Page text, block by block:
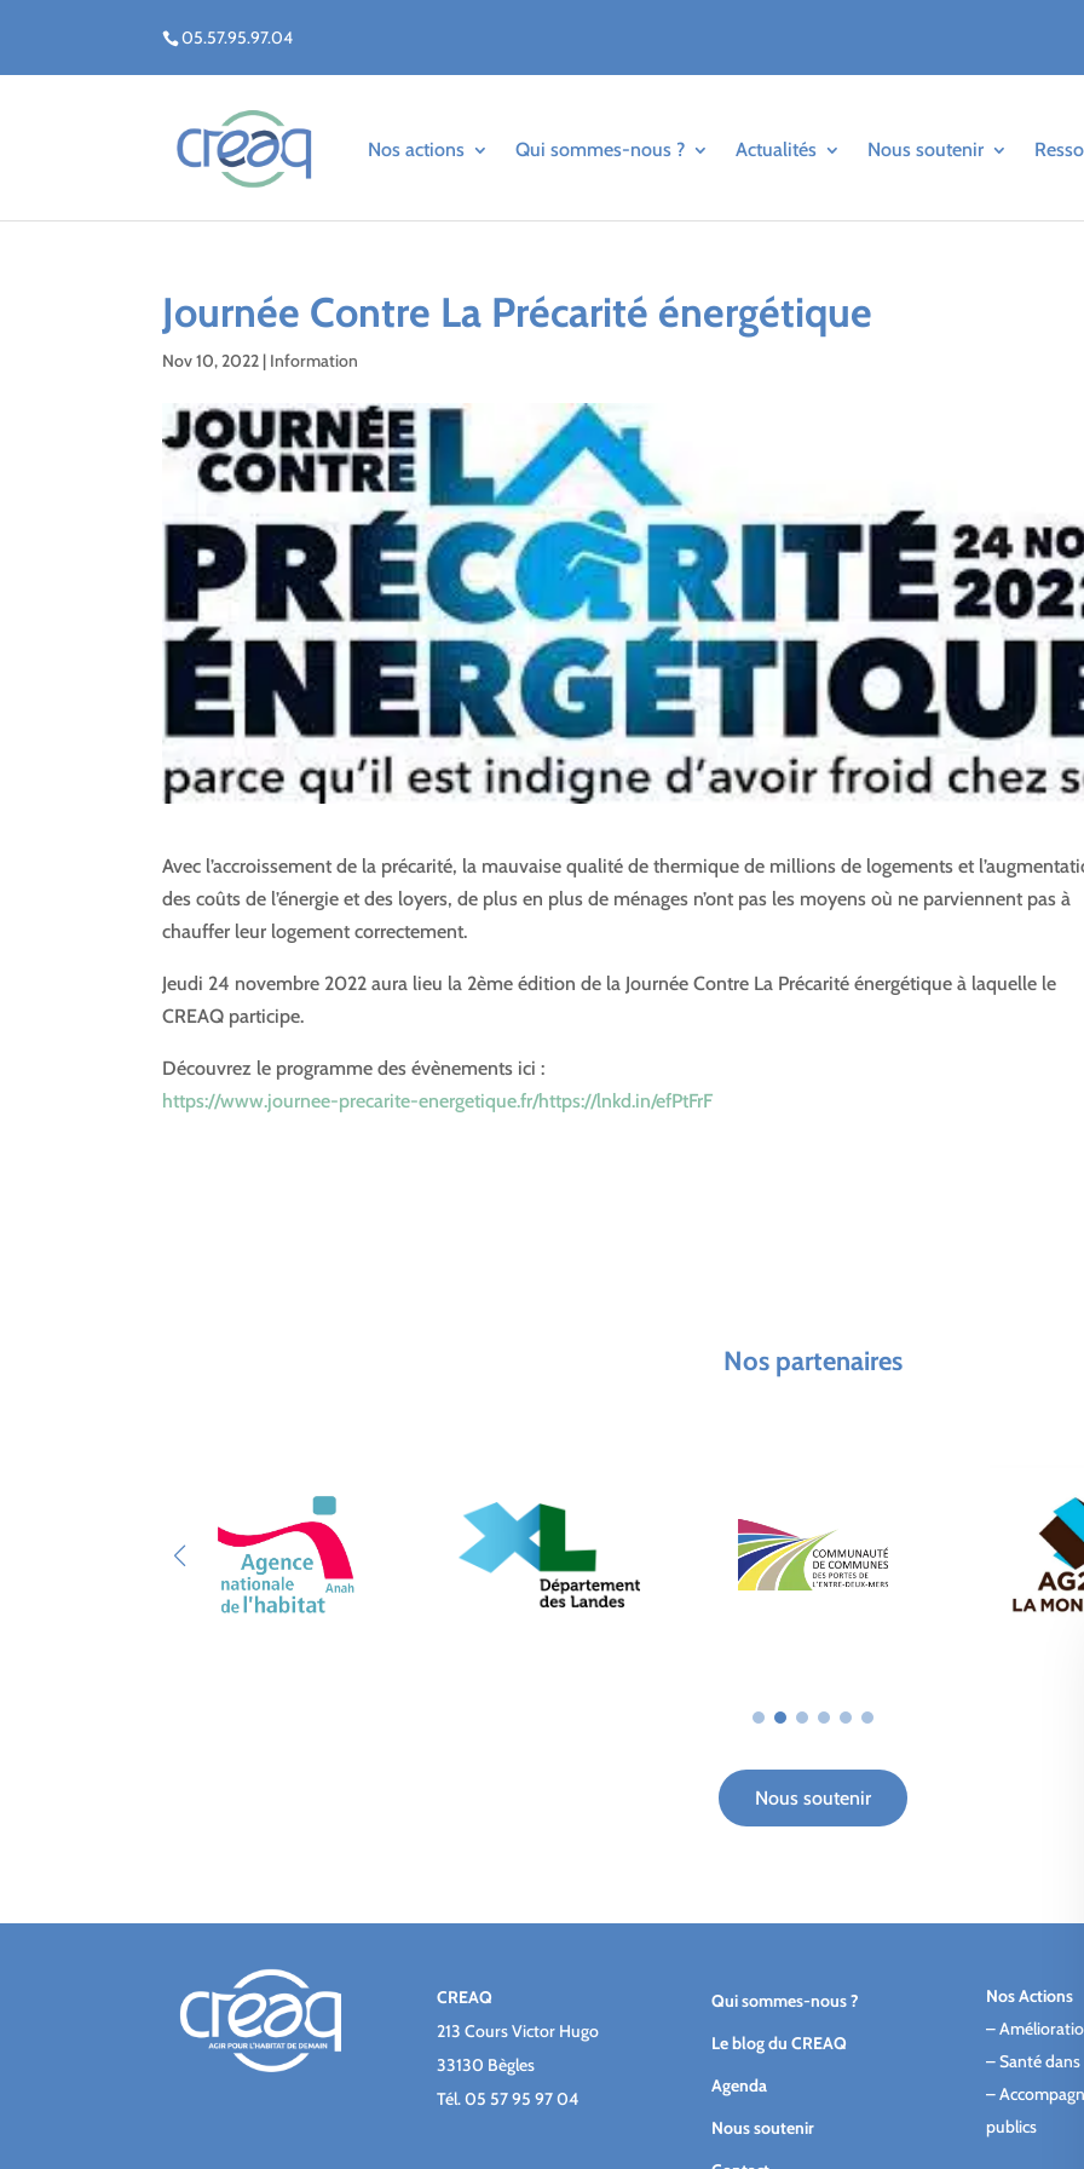
05.57.95.97.04
Nos actions Qui sommes-nous ? Actualités Nous soutenir
Journée Contre La Précarité énergétique
Nov 10, 2022 | Information
Avec l’accroissement de la précarité, la mauvaise qualité de thermique de millions de logements et
des coûts de l’énergie et des loyers, de plus en plus de ménages n’ont pas les moyens où ne parviennent pas à
chauffer leur logement correctement.
Jeudi 24 novembre 2022 aura lieu la 2ème édition de la Journée Contre La Précarité énergétique à laquelle le
CREAQ participe.
Découvrez le programme des évènements ici :
https://www.journee-precarite-energetique.fr/https://lnkd.in/efPtFrF
Nos partenaires
Nous soutenir
CREAQ
213 Cours Victor Hugo
33130 Bègles
Tél.05 57 95 97 04
Qui sommes-nous ?
Le blog du CREAQ
Agenda
Nous soutenir
Nos Actions
–
–Santé
–
publics